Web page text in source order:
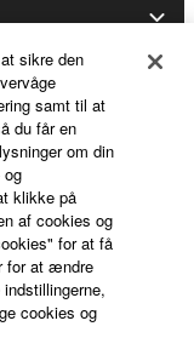
sikre den
samt til at
du får en
om din
og
klikke på
af cookies og
for at få
for at ændre
cookies og